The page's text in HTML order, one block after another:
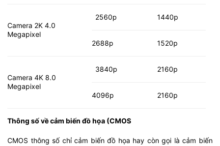
Camera 2K 4.0
Megapixel
2560p 1440p
2688p 1520p
Camera 4K 8.0
Megapixel
3840p 2160p
4096p 2160p
Thông số về cảm biến đồ họa (CMOS
CMOS thông số chỉ cảm biến đồ họa hay còn gọi là cảm biến